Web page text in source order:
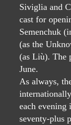
Siviglia and
cast for
Semenchuk
(as the
(as Liù). The
June.
As always,
each evening
seventy-plus